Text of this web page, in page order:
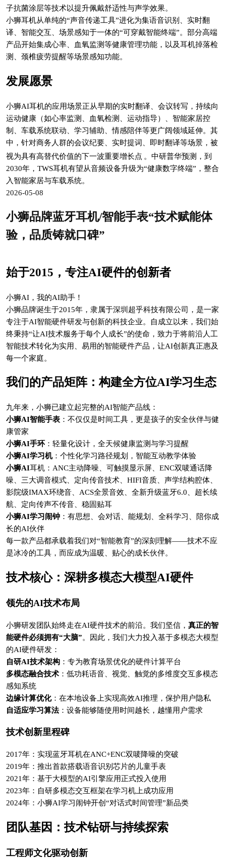
子抗菌涂层等技术以提升佩戴舒适性与声学效果。
小狮耳机从单纯的“声音传递工具”进化为集语音识别、实时翻
译、智能交互、场景感知于一体的“可穿戴智能终端”。部分高端
产品开始集成心率、血氧监测等健康管理功能，以及耳机掉落检
测、颈椎疲劳提醒等场景感知功能。
发展愿景
小狮AI耳机的应用场景正从早期的实时翻译、会议转写，持续向
运动健康（如心率监测、血氧检测、运动指导）、智能家居控
制、车载系统联动、学习辅助、情感陪伴等更广阔领域延伸。其
中，针对商务人群的会议纪要、实时提词、即时翻译等场景，被
视为具有高替代价值的下一波重要增长点 。中研普华预测，到
2030年，TWS耳机有望从音频设备升级为“健康数字终端”，整合
入智能家居与车载系统。
2026-05-08
小狮品牌蓝牙耳机/智能手表“技术赋能体
验，品质铸就口碑”
始于2015，专注AI硬件的创新者
小狮AI，我的AI助手！
小狮品牌诞生于2015年，隶属于深圳超乎科技有限公司，是一家
专注于AI智能硬件研发与创新的科技企业。自成立以来，我们始
终秉持“让AI技术服务于每个人成长”的使命，致力于将前沿人工
智能技术转化为实用、易用的智能硬件产品，让AI创新真正惠及
每一个家庭。
我们的产品矩阵：构建全方位AI学习生态
九年来，小狮已建立起完整的AI智能产品线：
小狮AI智能手表 ：不仅仅是时间工具，更是孩子的安全伙伴与健
康管家
小狮AI手环 ：轻量化设计，全天候健康监测与学习提醒
小狮AI学习机：个性化学习路径规划，智能互动教学体验
小狮AI耳机：ANC主动降噪、可触摸显示屏、ENC双唛通话降
噪、三大调音模式、定向传音技术、HIFI音质、声学结构腔体、
影院级IMAX环绕音、ACS全景音效、全新升级蓝牙6.0、超长续
航、定向传声不传音、稳固贴耳
小狮AI学习闹钟 ：有思想、会对话、能规划、全科学习、陪你成
长的AI伙伴
每一款产品都承载着我们对“智能教育”的深刻理解——技术不应
是冰冷的工具，而应成为温暖、贴心的成长伙伴。
技术核心：深耕多模态大模型AI硬件
领先的AI技术布局
小狮研发团队始终走在AI硬件技术的前沿。我们坚信， 真正的智
能硬件必须拥有“大脑”。因此，我们大力投入基于多模态大模型
的AI硬件研发：
自研AI技术架构 ：专为教育场景优化的硬件计算平台
多模态融合技术 ：低功耗语音、视觉、触觉的多维度交互多模态
感知系统
边缘计算优化：在本地设备上实现高效AI推理，保护用户隐私
自适应学习算法：设备能够随使用时间越长，越懂用户需求
技术创新里程碑
2017年：实现蓝牙耳机在ANC+ENC双唛降噪的突破
2019年：推出首款搭载语音识别芯片的儿童手表
2021年：基于大模型的AI引擎应用正式投入使用
2023年：自研多模态交互框架在学习机上成功应用
2024年：小狮AI学习闹钟开创“对话式时间管理”新品类
团队基因：技术钻研与持续探索
工程师文化驱动创新